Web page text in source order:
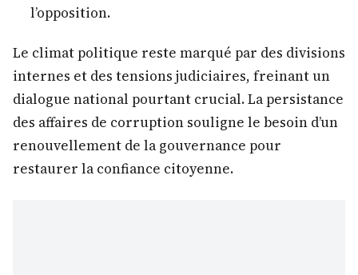
l’opposition.
Le climat politique reste marqué par des divisions
internes et des tensions judiciaires, freinant un
dialogue national pourtant crucial. La persistance
des affaires de corruption souligne le besoin d’un
renouvellement de la gouvernance pour
restaurer la confiance citoyenne.